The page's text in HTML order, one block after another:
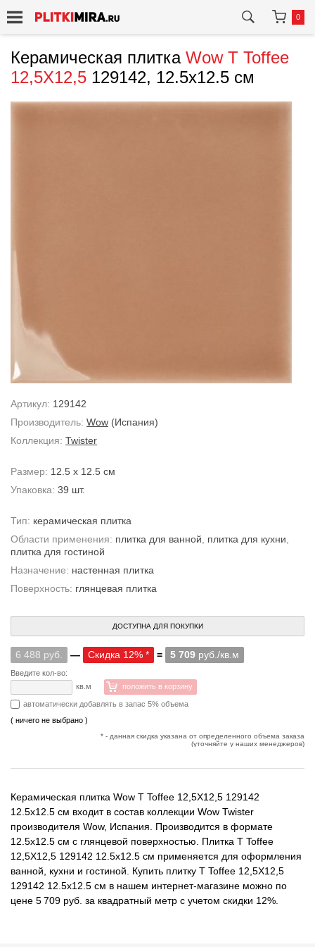
0
Керамическая плитка Wow T Toffee
12,5X12,5 129142, 12.5x12.5 см
Артикул: 129142
Производитель: Wow (Испания)
Коллекция: Twister
Размер: 12.5 x 12.5 см
Упаковка: 39 шт.
Тип: керамическая плитка
Области применения: плитка для ванной плитка для кухни
плитка для гостиной
Назначение: настенная плитка
Поверхность: глянцевая плитка
ДОСТУПНА ДЛЯ ПОКУПКИ
6 488 руб. — Скидка 12% * = 5 709 руб./кв.м
Введите кол-во:
кв.м
положить в корзину
автоматически добавлять в запас 5% объема
( ничего не выбрано )
* - данная скидка указана от определенного объема заказа
(уточняйте у наших менеджеров)
Керамическая плитка Wow T Toffee 12,5X12,5 129142
12.5x12.5 см входит в состав коллекции Wow Twister
производителя Wow, Испания. Производится в формате
12.5x12.5 см с глянцевой поверхностью. Плитка T Toffee
12,5X12,5 129142 12.5x12.5 см применяется для оформления
ванной, кухни и гостиной. Купить плитку T Toffee 12,5X12,5
129142 12.5x12.5 см в нашем интернет-магазине можно по
цене 5 709 руб. за квадратный метр с учетом скидки 12%.